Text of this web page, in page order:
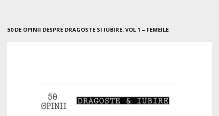
50 DE OPINII DESPRE DRAGOSTE SI IUBIRE. VOL 1 – FEMEILE